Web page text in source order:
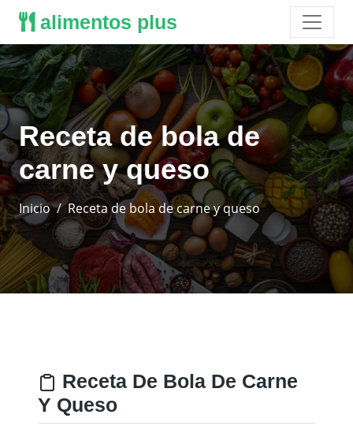
alimentos plus
Receta de bola de
carne y queso
Inicio Receta de bola de carne y queso
Receta De Bola De Carne
Y Queso